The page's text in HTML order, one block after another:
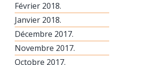
Février 2018.
Janvier 2018.
Décembre 2017.
Novembre 2017.
Octobre 2017.